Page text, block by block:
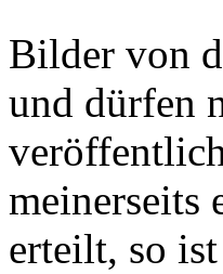
Bilder von
und dürfen
meinerseits
erteilt, so